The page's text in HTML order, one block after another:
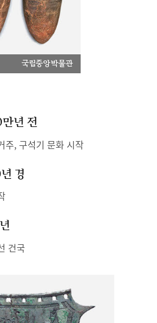
국립중앙박물관
년 전
주, 구석기 문화 시작
경
건국